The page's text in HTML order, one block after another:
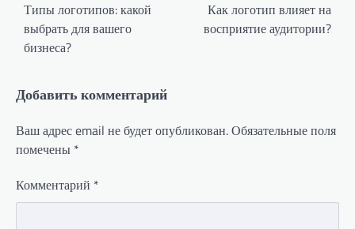
по
записям
Типы логотипов: какой
выбрать для вашего
бизнеса?
Как логотип влияет на
восприятие аудитории?
Добавить комментарий
Ваш адрес email не будет опубликован.Обязательные поля
помечены *
Комментарий *